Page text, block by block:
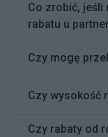
Co zrobić, jeśli
rabatu u
Czy mogę
Czy wysokość
Czy rabaty od